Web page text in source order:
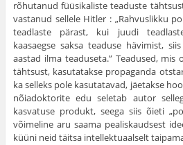
rõhutanud füüsikaliste teaduste
vastanud sellele Hitler : „Rahvuslikku
teadlaste pärast, kui juudi
kaasaegse saksa tea­duse hävimist,
aastad ilma teaduseta.” Teadused,
tähtsust, kasutatakse propaganda
ka selleks pole kasutatavad, jäetakse
nõiadoktorite edu seletab autor
kasvatuse produkt, seega siis õieti
võimeline aru saama pealiskaudsest
küüni neid täitsa intellektuaalselt